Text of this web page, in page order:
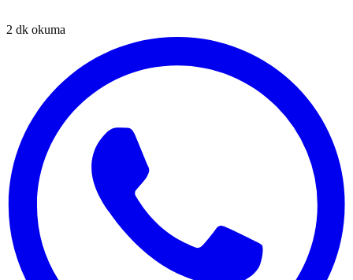
2 dk okuma